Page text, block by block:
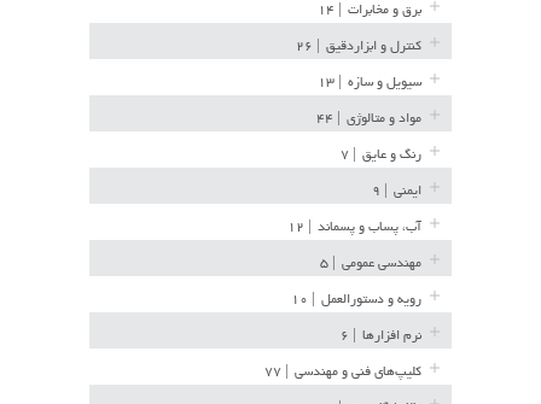
برق و مخابرات
کنترل و ابزاردقیق
سیویل و سازه
مواد و متالوژی
رنگ و عایق
ایمنی
آب، پساب و پسماند
مهندسی عمومی
رویه و دستورالعمل
نرم افزارها
کلیپ‌های فنی و مهندسی